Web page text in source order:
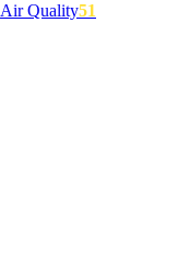
Air Quality51